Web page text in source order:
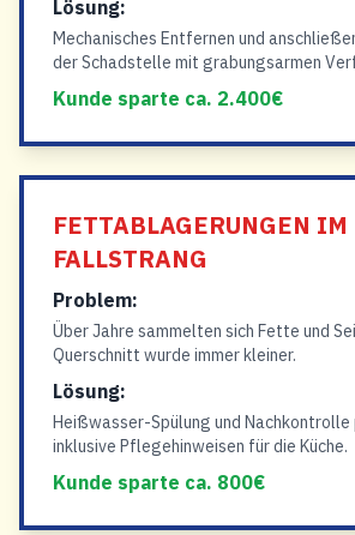
Lösung:
Mechanisches Entfernen und
der Schadstelle mit grabungsarmen
Kunde sparte ca. 2.400€
FETTABLAGERUNGEN IM
FALLSTRANG
Problem:
Über Jahre sammelten sich Fette und
Querschnitt wurde immer kleiner.
Lösung:
Heißwasser-Spülung und Nachkontrolle
inklusive Pflegehinweisen für die Küche.
Kunde sparte ca. 800€